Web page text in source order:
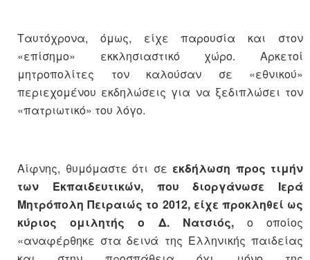
Ταυτόχρονα, όμως, είχε παρουσία και στον
«επίσημο» εκκλησιαστικό χώρο. Αρκετοί
μητροπολίτες τον καλούσαν σε «εθνικού»
περιεχομένου εκδηλώσεις για να ξεδιπλώσει τον
«πατριωτικό» του λόγο.
Αίφνης, θυμόμαστε ότι σε εκδήλωση προς τιμήν
των Εκπαιδευτικών, που διοργάνωσε Ιερά
Μητρόπολη Πειραιώς το 2012, είχε προκληθεί ως
κύριος ομιλητής ο Δ. Νατσιός, ο οποίος
«αναφέρθηκε στα δεινά της Ελληνικής παιδείας